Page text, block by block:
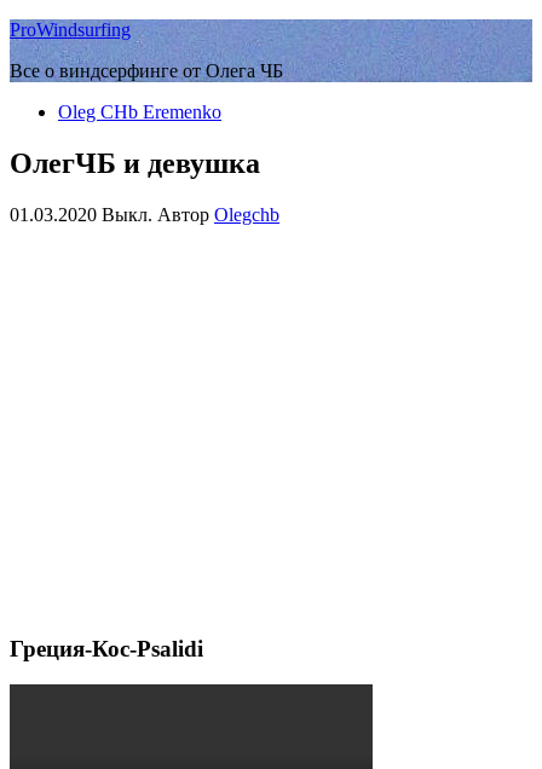
ProWindsurfing
Все о виндсерфинге от Олега ЧБ
Oleg CHb Eremenko
ОлегЧБ и девушка
01.03.2020 Выкл. Автор Olegchb
Греция-Кос-Psalidi